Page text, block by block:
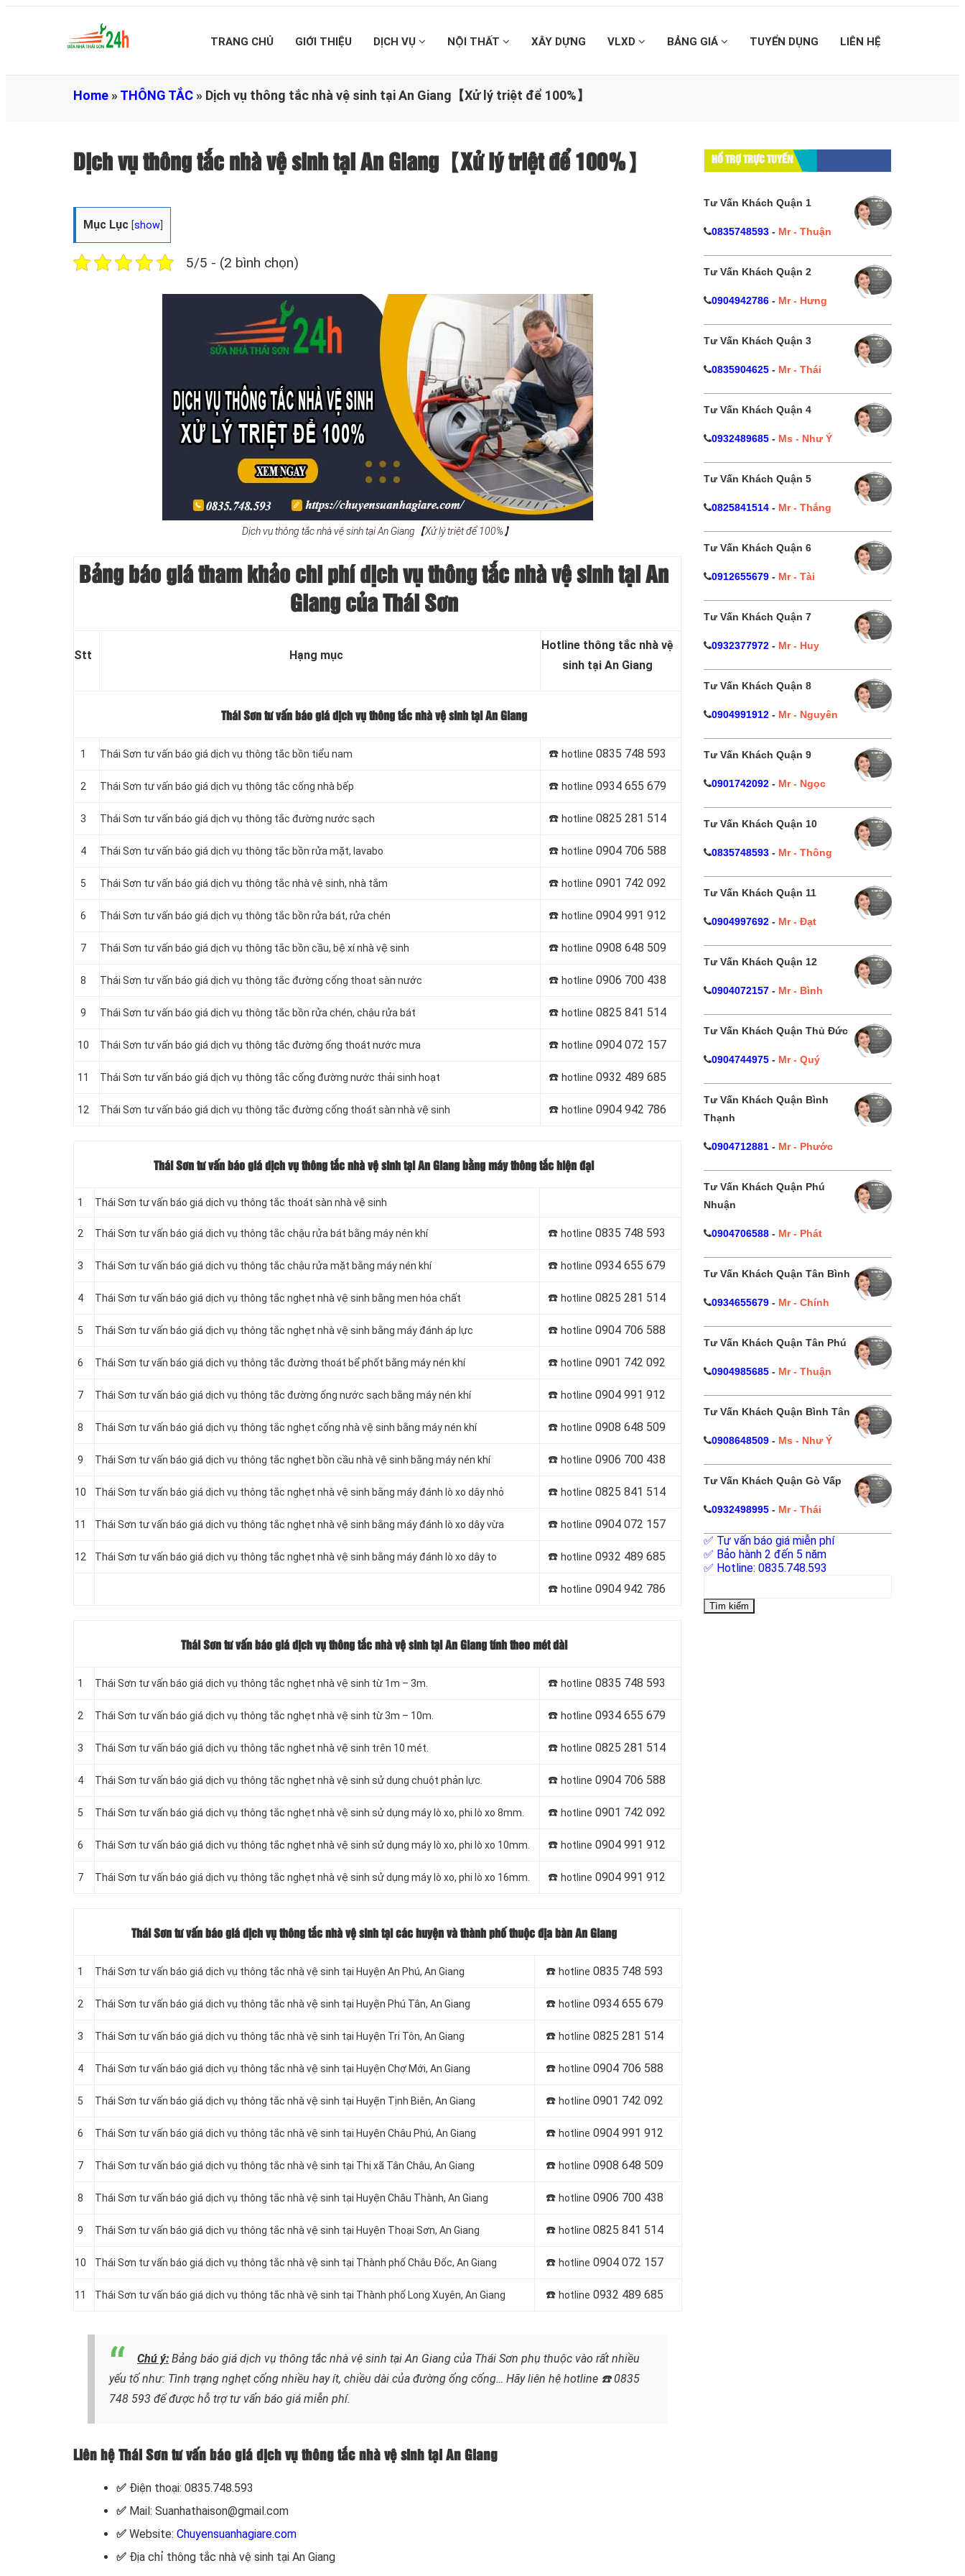
TRANG CHỦ GIỚI THIỆU DỊCH VỤ NỘI THẤT XÂY DỰNG VLXD BẢNG GIÁ TUYỂN DỤNG LIÊN HỆ
Home »THÔNG TẮC » Dịch vụ thông tắc nhà vệ sinh tại An Giang【Xử lý triệt để 100%】
Dịch vụ thông tắc nhà vệ sinh tại An Giang【Xử lý triệt để 100%】
Mục Lục [show
5/5 - (2 bình chọn)
Dịch vụ thông tắc nhà vệ sinh tại An Giang【Xử lý triệt để 100%】
Bảng báo giá tham khảo chi phí dịch vụ thông tắc nhà vệ sinh tại An
Giang của Thái Sơn
Stt Hạng mục
Hotline thông tắc nhà vệ
sinh tại An Giang
Thái Sơn tư vấn báo giá dịch vụ thông tắc nhà vệ sinh tại An Giang
1 Thái Sơn tư vấn báo giá dịch vụ thông tắc bồn tiểu nam ☎️ hotline 0835 748 593
2 Thái Sơn tư vấn báo giá dịch vụ thông tắc cống nhà bếp ☎️ hotline 0934 655 679
3 Thái Sơn tư vấn báo giá dịch vụ thông tắc đường nước sạch ☎️ hotline 0825 281 514
4 Thái Sơn tư vấn báo giá dịch vụ thông tắc bồn rửa mặt, lavabo ☎️ hotline 0904 706 588
5 Thái Sơn tư vấn báo giá dịch vụ thông tắc nhà vệ sinh, nhà tắm ☎️ hotline 0901 742 092
6 Thái Sơn tư vấn báo giá dịch vụ thông tắc bồn rửa bát, rửa chén ☎️ hotline 0904 991 912
7 Thái Sơn tư vấn báo giá dịch vụ thông tắc bồn cầu, bệ xí nhà vệ sinh ☎️ hotline 0908 648 509
8 Thái Sơn tư vấn báo giá dịch vụ thông tắc đường cống thoat sàn nước ☎️ hotline 0906 700 438
9 Thái Sơn tư vấn báo giá dịch vụ thông tắc bồn rửa chén, chậu rửa bát ☎️ hotline 0825 841 514
10 Thái Sơn tư vấn báo giá dịch vụ thông tắc đường ống thoát nước mưa ☎️ hotline 0904 072 157
11 ‎Thái Sơn tư vấn báo giá dịch vụ thông tắc cống đường nước thải sinh hoạt ☎️ hotline 0932 489 685
12 Thái Sơn tư vấn báo giá dịch vụ thông tắc đường cống thoát sàn nhà vệ sinh ☎️ hotline 0904 942 786
Thái Sơn tư vấn báo giá dịch vụ thông tắc nhà vệ sinh tại An Giang bằng máy thông tắc hiện đại
1 Thái Sơn tư vấn báo giá dịch vụ thông tắc thoát sàn nhà vệ sinh
2 Thái Sơn tư vấn báo giá dịch vụ thông tắc chậu rửa bát bằng máy nén khí ☎️ hotline 0835 748 593
3 Thái Sơn tư vấn báo giá dịch vụ thông tắc chậu rửa mặt bằng máy nén khí ☎️ hotline 0934 655 679
4 Thái Sơn tư vấn báo giá dịch vụ thông tắc nghẹt nhà vệ sinh bằng men hóa chất ☎️ hotline 0825 281 514
5 Thái Sơn tư vấn báo giá dịch vụ thông tắc nghẹt nhà vệ sinh bằng máy đánh áp lực ☎️ hotline 0904 706 588
6 Thái Sơn tư vấn báo giá dịch vụ thông tắc đường thoát bể phốt bằng máy nén khí ☎️ hotline 0901 742 092
7 Thái Sơn tư vấn báo giá dịch vụ thông tắc đường ống nước sạch bằng máy nén khí ☎️ hotline 0904 991 912
8 Thái Sơn tư vấn báo giá dịch vụ thông tắc nghẹt cống nhà vệ sinh bằng máy nén khí ☎️ hotline 0908 648 509
9 Thái Sơn tư vấn báo giá dịch vụ thông tắc nghẹt bồn cầu nhà vệ sinh bằng máy nén khí ☎️ hotline 0906 700 438
10 Thái Sơn tư vấn báo giá dịch vụ thông tắc nghẹt nhà vệ sinh bằng máy đánh lò xo dây nhỏ ☎️ hotline 0825 841 514
11 Thái Sơn tư vấn báo giá dịch vụ thông tắc nghẹt nhà vệ sinh bằng máy đánh lò xo dây vừa ☎️ hotline 0904 072 157
12 Thái Sơn tư vấn báo giá dịch vụ thông tắc nghẹt nhà vệ sinh bằng máy đánh lò xo dây to ☎️ hotline 0932 489 685
☎️ hotline 0904 942 786
Thái Sơn tư vấn báo giá dịch vụ thông tắc nhà vệ sinh tại An Giang tính theo mét dài
1 Thái Sơn tư vấn báo giá dịch vụ thông tắc nghẹt nhà vệ sinh từ 1m – 3m. ☎️ hotline 0835 748 593
2 Thái Sơn tư vấn báo giá dịch vụ thông tắc nghẹt nhà vệ sinh từ 3m – 10m. ☎️ hotline 0934 655 679
3 Thái Sơn tư vấn báo giá dịch vụ thông tắc nghẹt nhà vệ sinh trên 10 mét. ☎️ hotline 0825 281 514
4 Thái Sơn tư vấn báo giá dịch vụ thông tắc nghẹt nhà vệ sinh sử dụng chuột phản lực. ☎️ hotline 0904 706 588
5 Thái Sơn tư vấn báo giá dịch vụ thông tắc nghẹt nhà vệ sinh sử dụng máy lò xo, phi lò xo 8mm. ☎️ hotline 0901 742 092
6 Thái Sơn tư vấn báo giá dịch vụ thông tắc nghẹt nhà vệ sinh sử dụng máy lò xo, phi lò xo 10mm. ☎️ hotline 0904 991 912
7 Thái Sơn tư vấn báo giá dịch vụ thông tắc nghẹt nhà vệ sinh sử dụng máy lò xo, phi lò xo 16mm. ☎️ hotline 0904 991 912
Thái Sơn tư vấn báo giá dịch vụ thông tắc nhà vệ sinh tại các huyện và thành phố thuộc địa bàn An Giang
1 Thái Sơn tư vấn báo giá dịch vụ thông tắc nhà vệ sinh tại Huyện An Phú, An Giang ☎️ hotline 0835 748 593
2 Thái Sơn tư vấn báo giá dịch vụ thông tắc nhà vệ sinh tại Huyện Phú Tân, An Giang ☎️ hotline 0934 655 679
3 Thái Sơn tư vấn báo giá dịch vụ thông tắc nhà vệ sinh tại Huyện Tri Tôn, An Giang ☎️ hotline 0825 281 514
4 Thái Sơn tư vấn báo giá dịch vụ thông tắc nhà vệ sinh tại Huyện Chợ Mới, An Giang ☎️ hotline 0904 706 588
5 Thái Sơn tư vấn báo giá dịch vụ thông tắc nhà vệ sinh tại Huyện Tịnh Biên, An Giang ☎️ hotline 0901 742 092
6 Thái Sơn tư vấn báo giá dịch vụ thông tắc nhà vệ sinh tại Huyện Châu Phú, An Giang ☎️ hotline 0904 991 912
7 Thái Sơn tư vấn báo giá dịch vụ thông tắc nhà vệ sinh tại Thị xã Tân Châu, An Giang ☎️ hotline 0908 648 509
8 Thái Sơn tư vấn báo giá dịch vụ thông tắc nhà vệ sinh tại Huyện Châu Thành, An Giang ☎️ hotline 0906 700 438
9 Thái Sơn tư vấn báo giá dịch vụ thông tắc nhà vệ sinh tại Huyện Thoại Sơn, An Giang ☎️ hotline 0825 841 514
10 Thái Sơn tư vấn báo giá dịch vụ thông tắc nhà vệ sinh tại Thành phố Châu Đốc, An Giang ☎️ hotline 0904 072 157
11 Thái Sơn tư vấn báo giá dịch vụ thông tắc nhà vệ sinh tại Thành phố Long Xuyên, An Giang ☎️ hotline 0932 489 685
Chú ý: Bảng báo giá dịch vụ thông tắc nhà vệ sinh tại An Giang của Thái Sơn phụ thuộc vào rất nhiều
yếu tố như: Tình trạng nghẹt cống nhiều hay ít, chiều dài của đường ống cống… Hãy liên hệ hotline ☎️ 0835
748 593 để được hỗ trợ tư vấn báo giá miễn phí.
Liên hệ Thái Sơn tư vấn báo giá dịch vụ thông tắc nhà vệ sinh tại An Giang
✅ Điện thoại: 0835.748.593
✅ Mail: Suanhathaison@gmail.com
✅ Website: Chuyensuanhagiare.com
✅ Địa chỉ thông tắc nhà vệ sinh tại An Giang
HỔ TRỢ TRỰC TUYẾN
Tư Vấn Khách Quận 1
0835748593- Mr - Thuận
Tư Vấn Khách Quận 2
0904942786- Mr - Hưng
Tư Vấn Khách Quận 3
0835904625- Mr - Thái
Tư Vấn Khách Quận 4
0932489685- Ms - Như Ý
Tư Vấn Khách Quận 5
0825841514- Mr - Thắng
Tư Vấn Khách Quận 6
0912655679- Mr - Tài
Tư Vấn Khách Quận 7
0932377972- Mr - Huy
Tư Vấn Khách Quận 8
0904991912- Mr - Nguyên
Tư Vấn Khách Quận 9
0901742092- Mr - Ngọc
Tư Vấn Khách Quận 10
0835748593- Mr - Thông
Tư Vấn Khách Quận 11
0904997692- Mr - Đạt
Tư Vấn Khách Quận 12
0904072157- Mr - Bình
Tư Vấn Khách Quận Thủ Đức
0904744975- Mr - Quý
Tư Vấn Khách Quận Bình
Thạnh
0904712881- Mr - Phước
Tư Vấn Khách Quận Phú
Nhuận
0904706588- Mr - Phát
Tư Vấn Khách Quận Tân Bình
0934655679- Mr - Chính
Tư Vấn Khách Quận Tân Phú
0904985685- Mr - Thuận
Tư Vấn Khách Quận Bình Tân
0908648509- Ms - Như Ý
Tư Vấn Khách Quận Gò Vấp
0932498995- Mr - Thái
✅ Tư vấn báo giá miễn phí
✅ Bảo hành 2 đến 5 năm
✅ Hotline: 0835.748.593
cho: